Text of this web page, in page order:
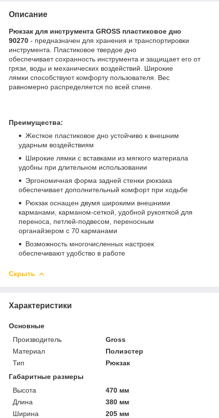
Описание
Рюкзак для инструмента GROSS пластиковое дно
90270 - предназначен для хранения и транспортировки
инструмента. Пластиковое твердое дно
обеспечивает сохранность инструмента и защищает его от
грязи, воды и механических воздействий. Широкие
лямки способствуют комфорту пользователя. Вес
равномерно распределяется по всей спине.
Преимущества:
Жесткое пластиковое дно устойчиво к внешним
ударным воздействиям
Широкие лямки с вставками из мягкого материала
удобны при длительном использовании
Эргономичная форма задней стенки рюкзака
обеспечивает дополнительный комфорт при ходьбе
Рюкзак оснащен двумя широкими внешними
карманами, карманом-сеткой, удобной рукояткой для
переноса, петлей-подвесом, переносным
органайзером с 70 карманами
Возможность многочисленных настроек
обеспечивают удобство в работе
Скрыть
Характеристики
Основные
Производитель
Gross
Материал
Полиэстер
Тип
Рюкзак
Габаритные размеры
Высота
470 мм
Длина
380 мм
Ширина
205 мм